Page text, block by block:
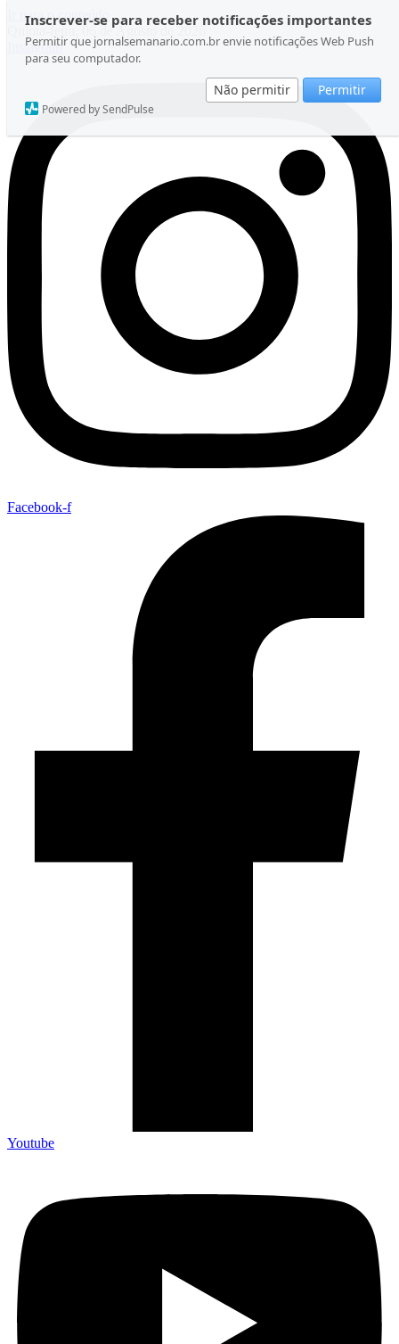
Inscrever-se para receber notificações importantes
Permitir que jornalsemanario.com.br envie notificações Web Push
para seu computador.
Não permitir Permitir
Powered by SendPulse
Ir para o conteúdo
Quinta-feira, 06 de Agosto de 2026
Instagram
Facebook-f
Youtube